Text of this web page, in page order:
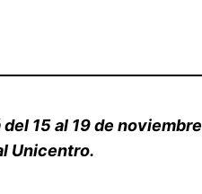
15 al 19 de noviembre
Unicentro.